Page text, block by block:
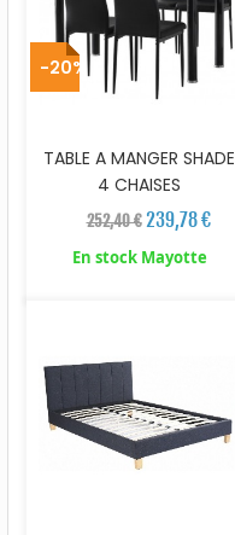
TABLE A MANGER SHADE
4 CHAISES
252,40 € 239,78 €
En stock Mayotte
-20%